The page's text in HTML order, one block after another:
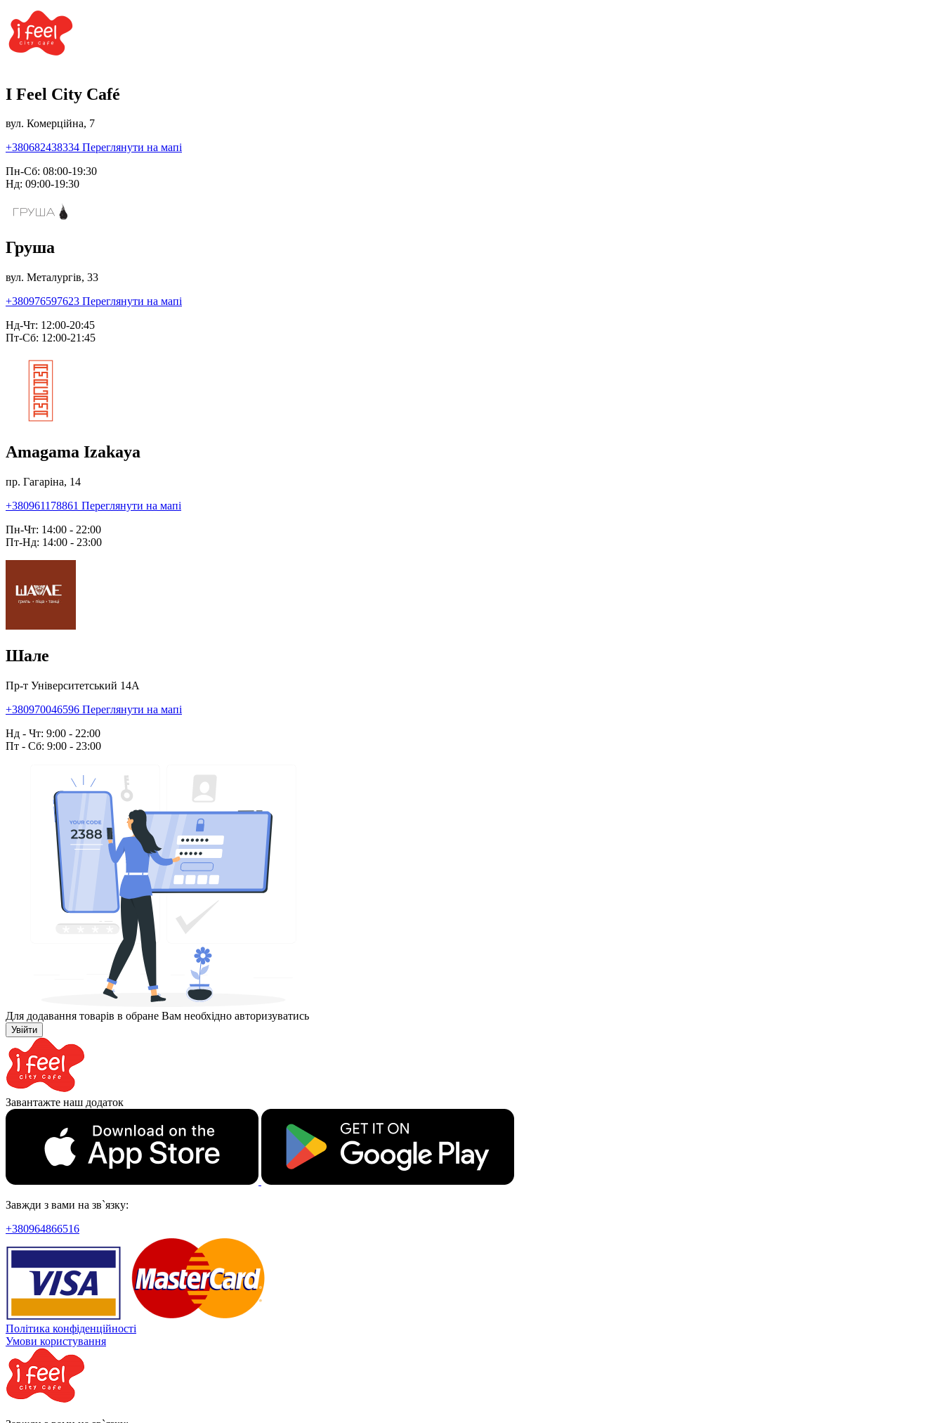
I Feel City Café
вул. Комерційна, 7
+380682438334 Переглянути на мапі
Пн-Сб: 08:00-19:30
Нд: 09:00-19:30
Груша
вул. Металургів, 33
+380976597623 Переглянути на мапі
Нд-Чт: 12:00-20:45
Пт-Сб: 12:00-21:45
Amagama Izakaya
пр. Гагаріна, 14
+380961178861 Переглянути на мапі
Пн-Чт: 14:00 - 22:00
Пт-Нд: 14:00 - 23:00
Шале
Пр-т Університетський 14А
+380970046596 Переглянути на мапі
Нд - Чт: 9:00 - 22:00
Пт - Сб: 9:00 - 23:00
Для додавання товарів в обране Вам необхідно авторизуватись
Увійти
Завантажте наш додаток
Завжди з вами на зв`язку:
+380964866516
Політика конфіденційності
Умови користування